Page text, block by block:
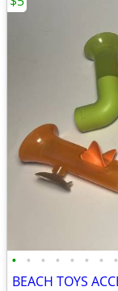
• • • • • • • •